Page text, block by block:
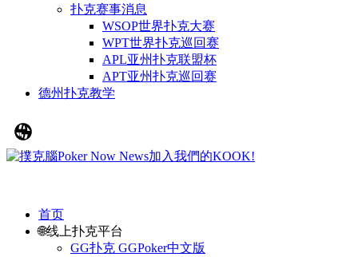
扑克赛事消息
WSOP世界扑克大赛
WPT世界扑克巡回赛
APL亚州扑克联盟杯
APT亚州扑克巡回赛
德州扑克教学
首页
🌐线上扑克平台
GG扑克 GGPoker中文版